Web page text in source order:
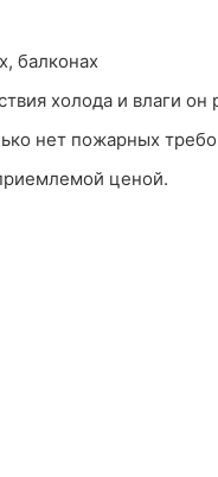
балконах
холода и влаги он
нет пожарных
ценой.